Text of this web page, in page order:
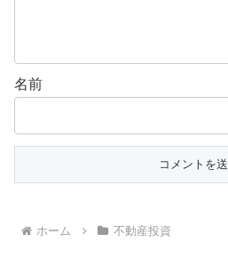
名前
ホーム 不動産投資